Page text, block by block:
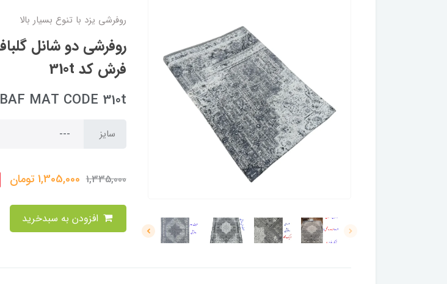
روفرشی یزد با تنوع بسیار بالا
فرش کد 310t
MAT CODE 310t
سایز
1,335,000
1,305,000تومان